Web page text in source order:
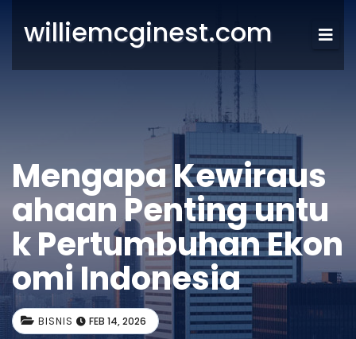
williemcginest.com
Mengapa Kewiraus
ahaan Penting untu
k Pertumbuhan Ekon
omi Indonesia
BISNIS FEB 14, 2026